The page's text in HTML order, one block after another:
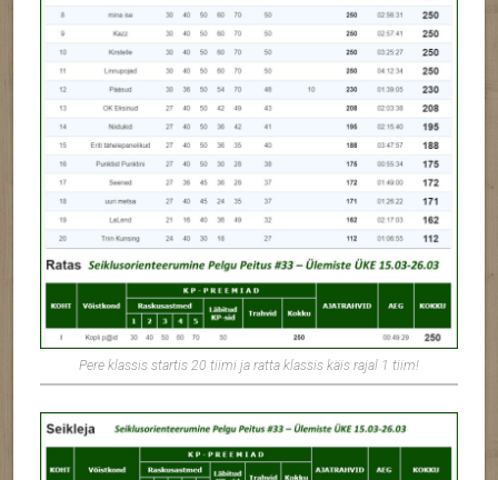
Pere klassis startis 20 tiimi ja ratta klassis käis rajal 1 tiim!